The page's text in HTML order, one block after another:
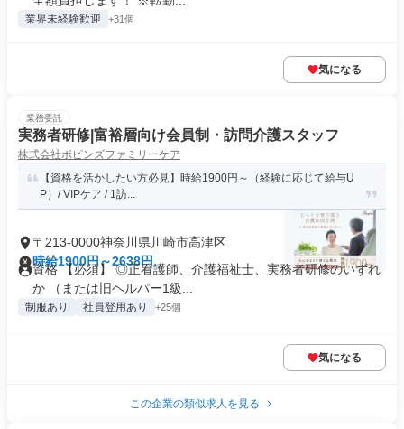
業界未経験歓迎 +31個
気になる
業務委託
実務者研修|富裕層向け会員制・訪問介護スタッフ
株式会社ポピンズファミリーケア
【資格を活かしたい方必見】時給1900円～（経験に応じて給与U
P）/ VIPケア / 1訪...
〒213-0000神奈川県川崎市高津区
時給1900円～2638円
資格 【必須】 ◎正看護師、介護福祉士、実務者研修のいずれ
か （または旧ヘルパー1級...
制服あり 社員登用あり +25個
気になる
この企業の類似求人を見る